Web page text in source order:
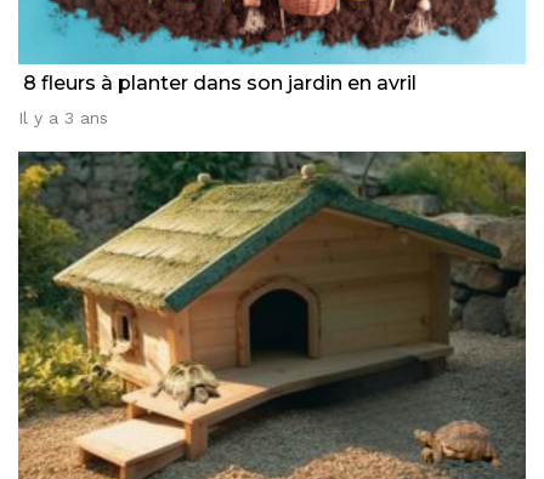
8 fleurs à planter dans son jardin en avril
Il y a 3 ans